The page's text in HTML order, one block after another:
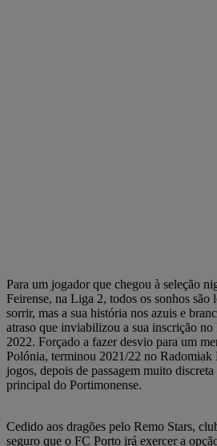
Para um jogador que chegou à seleção
Feirense, na Liga 2, todos os sonhos
sorrir, mas a sua história nos azuis e
atraso que inviabilizou a sua inscrição
2022. Forçado a fazer desvio para um
Polónia, terminou 2021/22 no Radomiak
jogos, depois de passagem muito
principal do Portimonense.
Cedido aos dragões pelo Remo Stars,
seguro que o FC Porto irá exercer a